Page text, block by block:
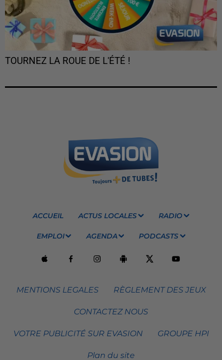
TOURNEZ LA ROUE DE L'ÉTÉ !
ACCUEIL ACTUS LOCALES RADIO
EMPLOI AGENDA PODCASTS
MENTIONS LEGALES RÈGLEMENT DES JEUX
CONTACTEZ NOUS
VOTRE PUBLICITÉ SUR EVASION GROUPE HPI
Plan du site